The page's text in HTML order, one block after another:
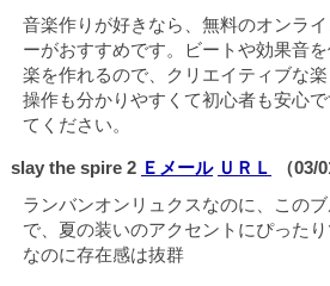
音楽作りが好きなら、無料のオンラ
ーがおすすめです。ビートや効果音
楽を作れるので、クリエイティブな
操作も分かりやすくて初心者も安心
てください。
slay the spire 2 Ｅメール ＵＲＬ
（03/
ランバンオンリュクスなのに、この
で、夏の装いのアクセントにぴった
なのに存在感は抜群